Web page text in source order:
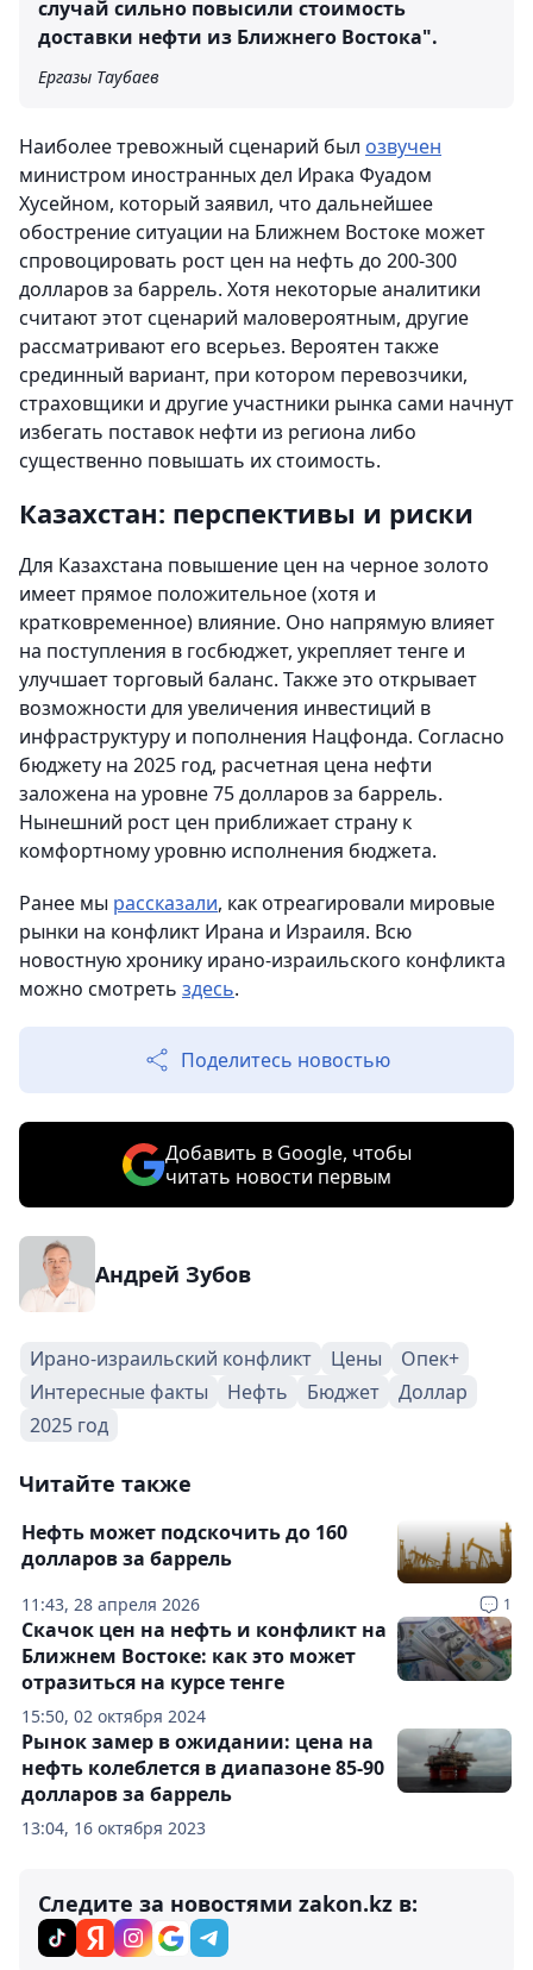
случай сильно повысили стоимость
доставки нефти из Ближнего Востока".
Ергазы Таубаев
Наиболее тревожный сценарий был озвучен
министром иностранных дел Ирака Фуадом
Хусейном, который заявил, что дальнейшее
обострение ситуации на Ближнем Востоке может
спровоцировать рост цен на нефть до 200-300
долларов за баррель. Хотя некоторые аналитики
считают этот сценарий маловероятным, другие
рассматривают его всерьез. Вероятен также
срединный вариант, при котором перевозчики,
страховщики и другие участники рынка сами начнут
избегать поставок нефти из региона либо
существенно повышать их стоимость.
Казахстан: перспективы и риски
Для Казахстана повышение цен на черное золото
имеет прямое положительное (хотя и
кратковременное) влияние. Оно напрямую влияет
на поступления в госбюджет, укрепляет тенге и
улучшает торговый баланс. Также это открывает
возможности для увеличения инвестиций в
инфраструктуру и пополнения Нацфонда. Согласно
бюджету на 2025 год, расчетная цена нефти
заложена на уровне 75 долларов за баррель.
Нынешний рост цен приближает страну к
комфортному уровню исполнения бюджета.
Ранее мы рассказали, как отреагировали мировые
рынки на конфликт Ирана и Израиля. Всю
новостную хронику ирано-израильского конфликта
можно смотреть здесь.
Поделитесь новостью
Добавить в Google, чтобы
читать новости первым
Андрей Зубов
Ирано-израильский конфликт Цены
Опек+
Интересные факты
Нефть Бюджет
Доллар
2025 год
Читайте также
11:43, 28 апреля 2026 1
Нефть может подскочить до 160
долларов за баррель
15:50, 02 октября 2024
Скачок цен на нефть и конфликт на
Ближнем Востоке: как это может
отразиться на курсе тенге
13:04, 16 октября 2023
Рынок замер в ожидании: цена на
нефть колеблется в диапазоне 85-90
долларов за баррель
Следите за новостями zakon.kz в: